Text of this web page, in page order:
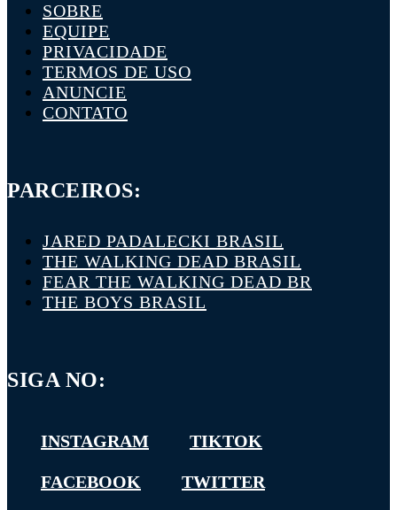
SOBRE
EQUIPE
PRIVACIDADE
TERMOS DE USO
ANUNCIE
CONTATO
PARCEIROS:
JARED PADALECKI BRASIL
THE WALKING DEAD BRASIL
FEAR THE WALKING DEAD BR
THE BOYS BRASIL
SIGA NO:
INSTAGRAM TIKTOK
FACEBOOK TWITTER